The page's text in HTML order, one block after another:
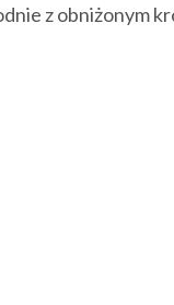
z obniżonym